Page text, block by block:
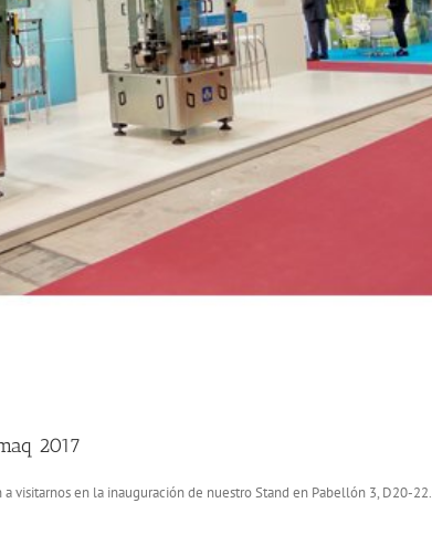
2017
visitarnos en la inauguración de nuestro Stand en Pabellón 3, D20-22.